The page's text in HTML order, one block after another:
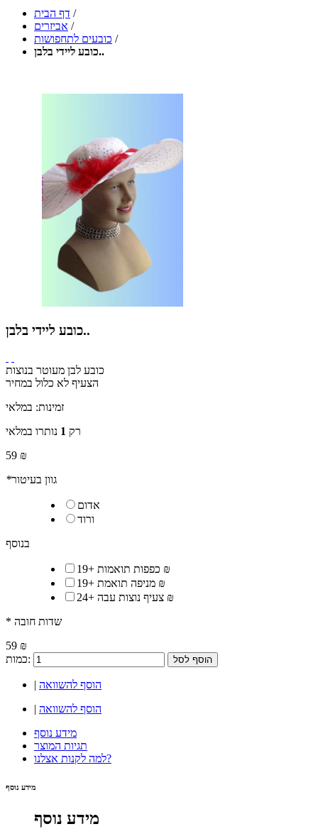
דף הבית /
אביזרים /
כובעים לתחפושות /
כובע ליידי בלבן..
כובע ליידי בלבן..
כובע לבן מעוטר בנוצות
הצעיף לא כלול במחיר
זמינות: במלאי
רק 1 נותרו במלאי
59 ₪
*גוון בעיטור
אדום
ורוד
בנוסף
כפפות תואמות +
19 ₪
מניפה תואמת +
19 ₪
צעיף נוצות עבה +
24 ₪
* שדות חובה
59 ₪
כמות:
הוסף לסל
| הוסף להשוואה
| הוסף להשוואה
מידע נוסף
תגיות המוצר
למה לקנות אצלנו?
מידע נוסף
מידע נוסף